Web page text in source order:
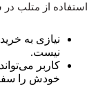
استفاده از متلب
نیازی به
نیست.
خودش را